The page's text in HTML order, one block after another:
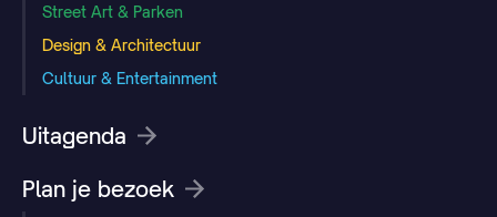
Street Art & Parken
Design & Architectuur
Cultuur & Entertainment
Uitagenda
Plan je bezoek